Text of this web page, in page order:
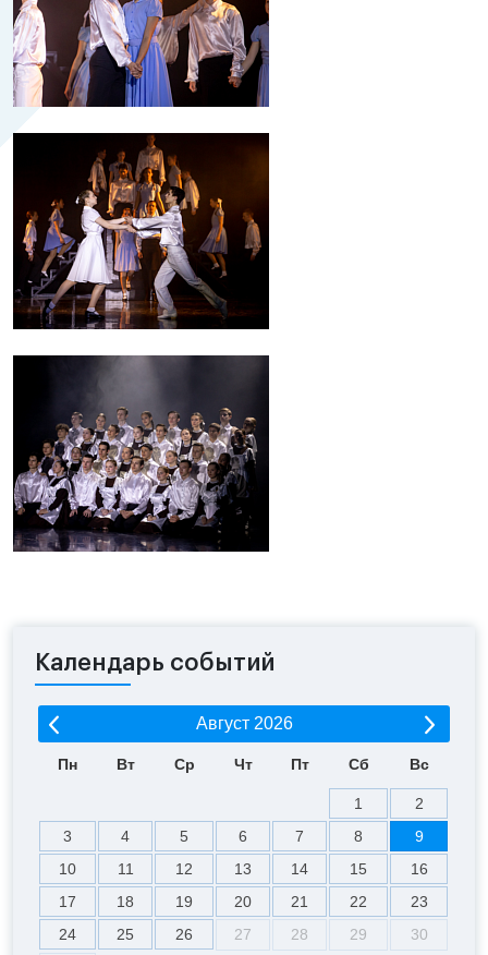
Календарь событий
Август 2026
Пн Вт Ср Чт Пт Сб Вс
1
2
3
4 5 6 7 8
9
10
11 12 13 14 15
16
17
18 19 20 21 22
23
24
25 26 27 28 29
30